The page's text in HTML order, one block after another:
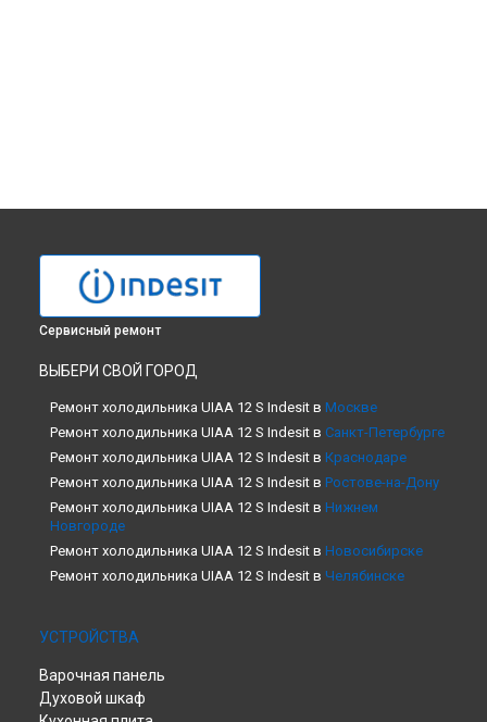
Сервисный ремонт
ВЫБЕРИ СВОЙ ГОРОД
Ремонт холодильника UIAA 12 S Indesit в Москве
Ремонт холодильника UIAA 12 S Indesit в Санкт-Петербурге
Ремонт холодильника UIAA 12 S Indesit в Краснодаре
Ремонт холодильника UIAA 12 S Indesit в Ростове-на-Дону
Ремонт холодильника UIAA 12 S Indesit в Нижнем
Новгороде
Ремонт холодильника UIAA 12 S Indesit в Новосибирске
Ремонт холодильника UIAA 12 S Indesit в Челябинске
Ремонт холодильника UIAA 12 S Indesit в
Ремонт холодильника UIAA 12 S Indesit в
Ремонт холодильника UIAA 12 S Indesit в
УСТРОЙСТВА
Варочная панель
Духовой шкаф